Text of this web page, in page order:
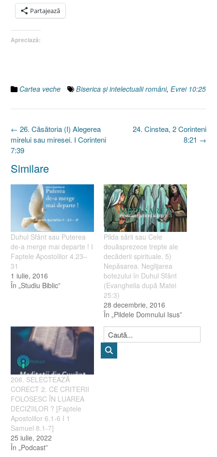
Partajează
Apreciază:
Cartea veche Biserica şi intelectualii români, Evrei 10:25
Post
navigation
24. Cinstea, 2 Corinteni
8:21 →
← 26. Căsătoria (I) Alegerea
mirelui sau miresei. I Corinteni
7:39
Similare
Duhul Sfânt sau Puterea
de-a merge mai departe ! I
Faptele Apostolilor 4.23–
31
1 iulie, 2016
În „Studiu Biblic”
Pilda sării sau Cele
douăsprezece trepte ale
decăderii spirituale. 5)
Nepăsarea. Neglijarea
botezului în Duhul Sfânt
(Evanghelia după Matei
25:3)
28 decembrie, 2016
În „Pildele Domnului Isus”
206. SELECTEAZĂ
CORECT 2. CE CRITERII
FOLOSESC ÎN LUAREA
DECIZIILOR ? [Faptele
Apostolilor 6.1-6 I 1
Samuel 8.1-7]
25 iulie, 2022
În „Podcast”